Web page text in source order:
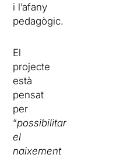
i l’afany
pedagògic.
El
projecte
està
pensat
per
“possibilitar
el
naixement